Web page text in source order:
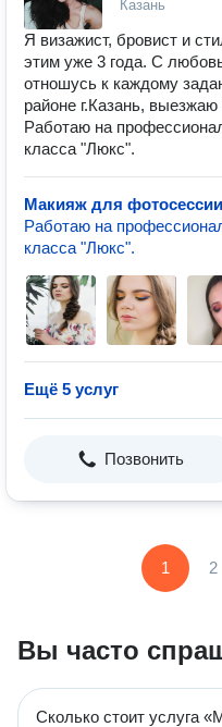
Казань
Я визажист, бровист и
этим уже 3 года. С
отношусь к каждому
районе г.Казань,
Работаю на
класса "Люкс".
Макияж для фотосессии
Работаю на
класса "Люкс".
Ещё 5 услуг
Позвонить
1 2
Вы часто
Сколько стоит услуга